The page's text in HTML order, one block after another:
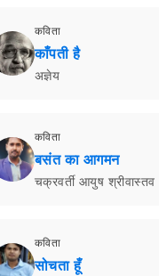
कविता
काँपती है
अज्ञेय
कविता
बसंत का आगमन
चक्रवर्ती आयुष श्रीवास्तव
कविता
सोचता हूँ